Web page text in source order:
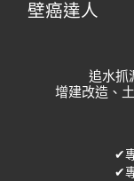
壁癌達人
追水抓
增建改造、
✔
✔